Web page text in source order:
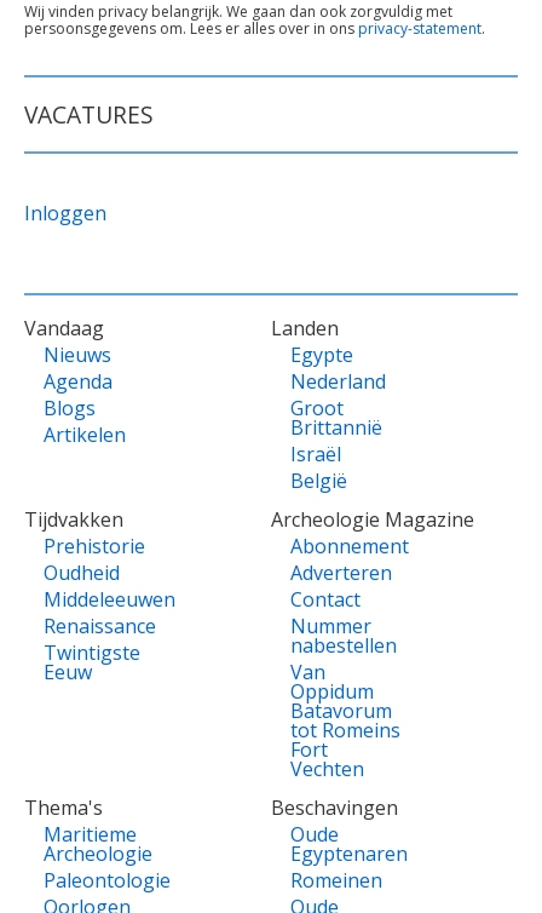
TEKST
ONDER
Wij vinden privacy belangrijk. We gaan dan ook zorgvuldig met
persoonsgegevens om. Lees er alles over in onsprivacy-statement.
VACATURES
Inloggen
VOET
Vandaag
Nieuws
Agenda
Blogs
Artikelen
Landen
Egypte
Nederland
Groot
Brittannië
Israël
België
Tijdvakken
Prehistorie
Oudheid
Middeleeuwen
Renaissance
Twintigste
Eeuw
Archeologie Magazine
Abonnement
Adverteren
Contact
Nummer
nabestellen
Van
Oppidum
Batavorum
tot Romeins
Fort
Vechten
Thema's
Maritieme
Archeologie
Paleontologie
Oorlogen
Beschavingen
Oude
Egyptenaren
Romeinen
Oude